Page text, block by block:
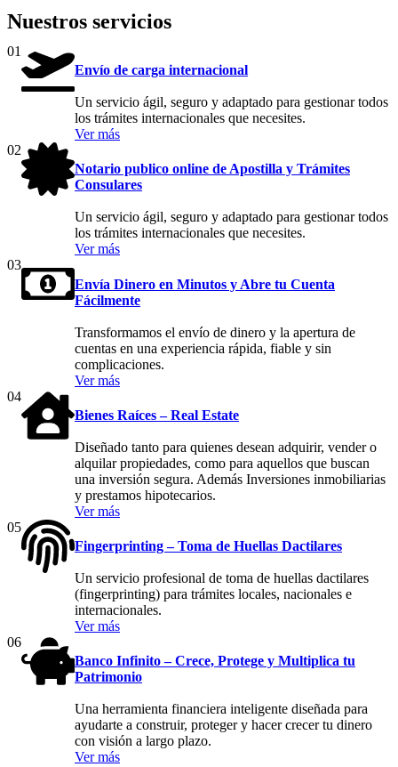
Nuestros servicios
01
Envío de carga internacional
Un servicio ágil, seguro y adaptado para gestionar todos
los trámites internacionales que necesites.
Ver más
02
Notario publico online de Apostilla y Trámites
Consulares
Un servicio ágil, seguro y adaptado para gestionar todos
los trámites internacionales que necesites.
Ver más
03
Envía Dinero en Minutos y Abre tu Cuenta
Fácilmente
Transformamos el envío de dinero y la apertura de
cuentas en una experiencia rápida, fiable y sin
complicaciones.
Ver más
04
Bienes Raíces – Real Estate
Diseñado tanto para quienes desean adquirir, vender o
alquilar propiedades, como para aquellos que buscan
una inversión segura. Además Inversiones inmobiliarias
y prestamos hipotecarios.
Ver más
05
Fingerprinting – Toma de Huellas Dactilares
Un servicio profesional de toma de huellas dactilares
(fingerprinting) para trámites locales, nacionales e
internacionales.
Ver más
06
Banco Infinito – Crece, Protege y Multiplica tu
Patrimonio
Una herramienta financiera inteligente diseñada para
ayudarte a construir, proteger y hacer crecer tu dinero
con visión a largo plazo.
Ver más